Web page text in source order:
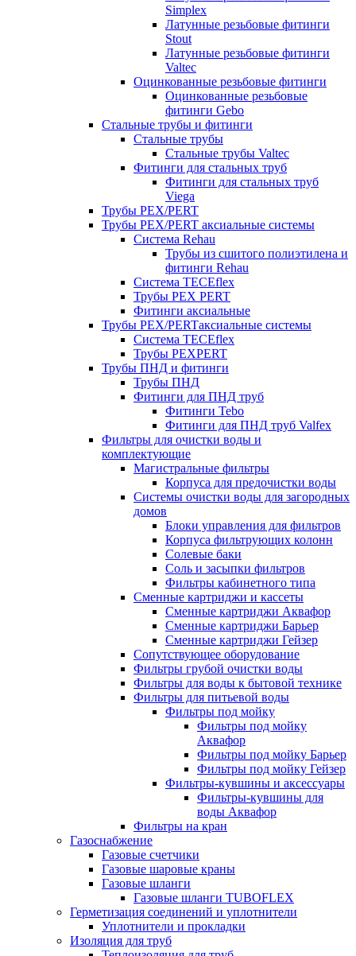
Simplex
Латунные резьбовые фитинги
Stout
Латунные резьбовые фитинги
Valtec
Оцинкованные резьбовые фитинги
Оцинкованные резьбовые
фитинги Gebo
Стальные трубы и фитинги
Стальные трубы
Стальные трубы Valtec
Фитинги для стальных труб
Фитинги для стальных труб
Viega
Трубы PEX/PERT
Трубы PEX/PERT аксиальные системы
Система Rehau
Трубы из сшитого полиэтилена и
фитинги Rehau
Система TECEflex
Трубы PEX PERT
Фитинги аксиальные
Трубы PEX/PERTаксиальные системы
Система TECEflex
Трубы PEXPERT
Трубы ПНД и фитинги
Трубы ПНД
Фитинги для ПНД труб
Фитинги Tebo
Фитинги для ПНД труб Valfex
Фильтры для очистки воды и
комплектующие
Магистральные фильтры
Корпуса для предочистки воды
Системы очистки воды для загородных
домов
Блоки управления для фильтров
Корпуса фильтрующих колонн
Солевые баки
Соль и засыпки фильтров
Фильтры кабинетного типа
Сменные картриджи и кассеты
Сменные картриджи Аквафор
Сменные картриджи Барьер
Сменные картриджи Гейзер
Сопутствующее оборудование
Фильтры грубой очистки воды
Фильтры для воды к бытовой технике
Фильтры для питьевой воды
Фильтры под мойку
Фильтры под мойку
Аквафор
Фильтры под мойку Барьер
Фильтры под мойку Гейзер
Фильтры-кувшины и аксессуары
Фильтры-кувшины для
воды Аквафор
Фильтры на кран
Газоснабжение
Газовые счетчики
Газовые шаровые краны
Газовые шланги
Газовые шланги TUBOFLEX
Герметизация соединений и уплотнители
Уплотнители и прокладки
Изоляция для труб